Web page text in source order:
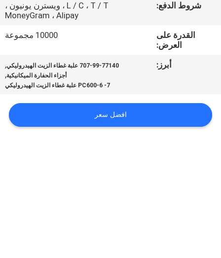
القضايا
VIDEOS
شروط الدفع:
L / C ، T / T ، ويسترن يونيون ،
MoneyGram ، Alipay
القدرة على
العرض:
10000 مجموعة
أبرز: 707-99-77140 علبة غطاء الزيت الهيدروليكي ,
أجزاء الحفارة الميكانيكية,
PC600-6 -7 علبة غطاء الزيت الهيدروليكي
افضل سعر